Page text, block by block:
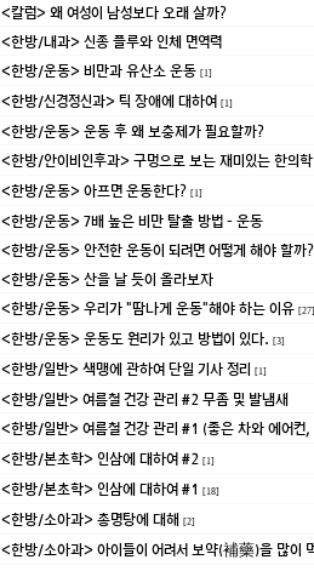
<칼럼> 왜 여성이 남성보다 오래 살까?
<한방/내과> 신종 플루와 인체 면역력
<한방/운동> 비만과 유산소 운동 [1]
<한방/신경정신과> 틱 장애에 대하여 [1]
<한방/운동> 운동 후 왜 보충제가 필요할까?
<한방/안이비인후과> 구멍으로 보는 재미있는 한의
<한방/운동> 아프면 운동한다? [1]
<한방/운동> 7배 높은 비만 탈출 방법 - 운동
<한방/운동> 안전한 운동이 되려면 어떻게 해야 할까?
<한방/운동> 산을 날 듯이 올라보자
<한방/운동> 우리가 "땀나게 운동"해야 하는 이유 [27]
<한방/운동> 운동도 원리가 있고 방법이 있다. [3]
<한방/일반> 색맹에 관하여 단일 기사 정리 [1]
<한방/일반> 여름철 건강 관리 #2 무좀 및 발냄새
<한방/일반> 여름철 건강 관리 #1 (좋은 차와 에어컨
<한방/본초학> 인삼에 대하여 #2 [1]
<한방/본초학> 인삼에 대하여 #1 [18]
<한방/소아과> 총명탕에 대해 [2]
<한방/소아과> 아이들이 어려서 보약(補藥)을 많이